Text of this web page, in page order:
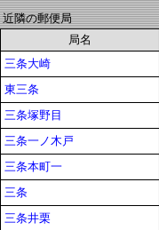
近隣の郵便局
局名
三条大崎
東三条
三条塚野目
三条一ノ木戸
三条本町一
三条
三条井栗